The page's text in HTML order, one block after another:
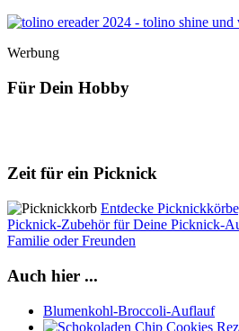
Werbung
Für Dein Hobby
Zeit für ein Picknick
Entdecke
Picknick-Zubehör für Deine Picknick-
Familie oder Freunden
Auch hier ...
Blumenkohl-Broccoli-Auflauf